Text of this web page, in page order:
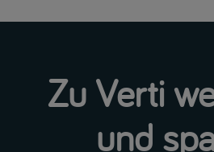
Zu Verti
und